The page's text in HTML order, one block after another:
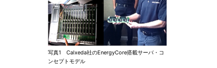
写真1 Calxeda社のEnergyCore搭載サーバ・コ
ンセプトモデル